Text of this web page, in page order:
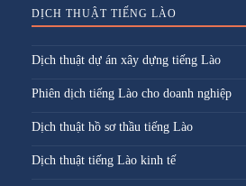
DỊCH THUẬT TIẾNG LÀO
Dịch thuật dự án xây dựng tiếng Lào
Phiên dịch tiếng Lào cho doanh nghiệp
Dịch thuật hồ sơ thầu tiếng Lào
Dịch thuật tiếng Lào kinh tế